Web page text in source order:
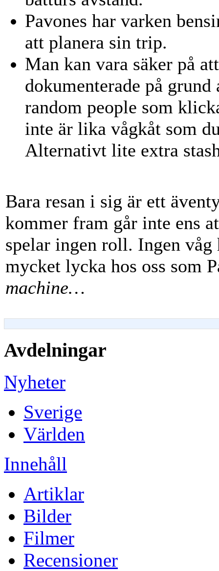
Pavones har varken
att planera sin trip.
Man kan vara säker på
dokumenterade på
random people som
inte är lika vågkåt som
Alternativt lite extra
Bara resan i sig är ett
kommer fram går inte ens
spelar ingen roll. Ingen
mycket lycka hos oss som
machine…
Avdelningar
Nyheter
Sverige
Världen
Innehåll
Artiklar
Bilder
Filmer
Recensioner